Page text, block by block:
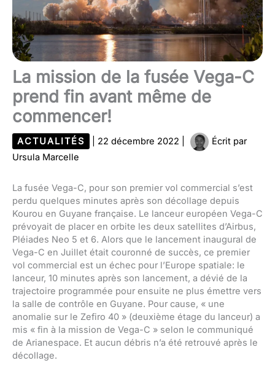
La mission de la fusée Vega-C
prend fin avant même de
commencer!
ACTUALITÉS 22 décembre 2022
Écrit par
Ursula Marcelle
La fusée Vega-C, pour son premier vol commercial s’est
perdu quelques minutes après son décollage depuis
Kourou en Guyane française. Le lanceur européen Vega-C
prévoyait de placer en orbite les deux satellites d’Airbus,
Pléiades Neo 5 et 6. Alors que le lancement inaugural de
Vega-C en Juillet était couronné de succès, ce premier
vol commercial est un échec pour l’Europe spatiale: le
lanceur, 10 minutes après son lancement, a dévié de la
trajectoire programmée pour ensuite ne plus émettre vers
la salle de contrôle en Guyane. Pour cause, « une
anomalie sur le Zefiro 40 » (deuxième étage du lanceur) a
mis « fin à la mission de Vega-C » selon le communiqué
de Arianespace. Et aucun débris n’a été retrouvé après le
décollage.